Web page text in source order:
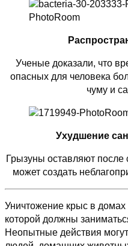
Ученые доказали, что
опасных для человека
чуму и
Ухудшение
Грызуны оставляют после
может создать
Уничтожение крыс в домах
которой должны
Неопытные действия